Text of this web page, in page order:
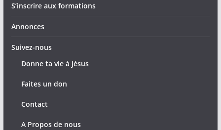
S’inscrire aux formations
Annonces
Suivez-nous
Donne ta vie à Jésus
Faites un don
Contact
A Propos de nous